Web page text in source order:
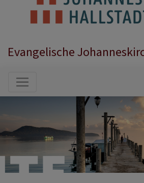
Evangelische
Hauptnavigation